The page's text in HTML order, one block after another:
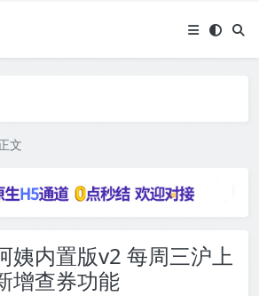
文
姨内置版v2 每周三沪上
增查券功能